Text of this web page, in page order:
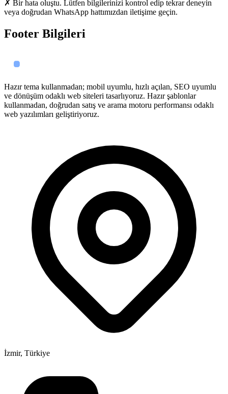
✗ Bir hata oluştu. Lütfen bilgilerinizi kontrol edip tekrar deneyin
veya doğrudan WhatsApp hattımızdan iletişime geçin.
Footer Bilgileri
Hazır tema kullanmadan; mobil uyumlu, hızlı açılan, SEO uyumlu
ve dönüşüm odaklı web siteleri tasarlıyoruz. Hazır şablonlar
kullanmadan, doğrudan satış ve arama motoru performansı odaklı
web yazılımları geliştiriyoruz.
İzmir, Türkiye